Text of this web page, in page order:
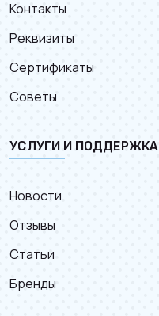
Контакты
Реквизиты
Сертификаты
Советы
УСЛУГИ И ПОДДЕРЖКА
Новости
Отзывы
Статьи
Бренды